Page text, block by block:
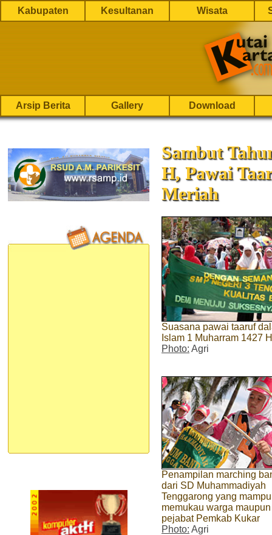
Kabupaten Kesultanan Wisata
Arsip Berita Gallery Download
Sambut
H, Pawai
Meriah
Suasana pawai taaruf
Islam 1 Muharram 1427
Photo: Agri
Penampilan marching
dari SD Muhammadiyah
Tenggarong yang mampu
memukau warga maupun
pejabat Pemkab Kukar
Photo: Agri